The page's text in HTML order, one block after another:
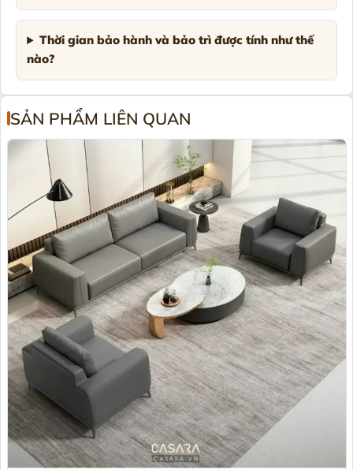
Thời gian bảo hành và bảo trì được tính như thế
nào?
SẢN PHẨM LIÊN QUAN